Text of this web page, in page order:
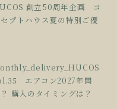
創立50周年企画 コ
セプトハウス夏の特別ご優
エアコン2027年問
購入のタイミングは？